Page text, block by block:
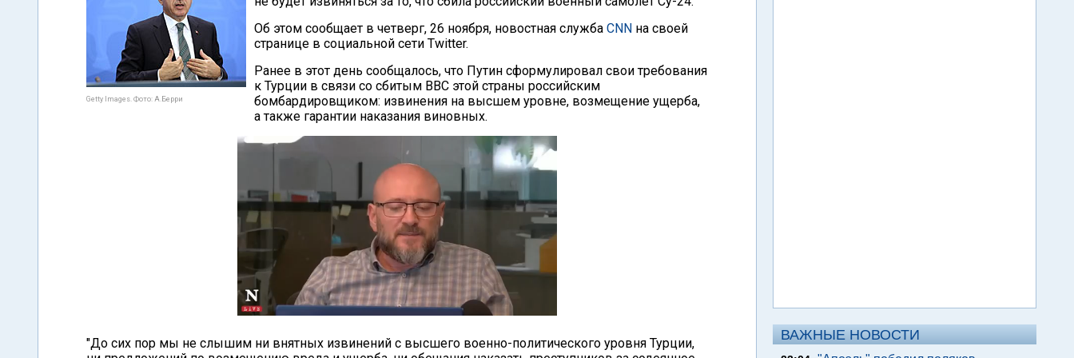
Getty Images. Фото: А.Берри
Об этом сообщает в четверг, 26 ноября, новостная служба CNN на своей
странице в социальной сети Twitter.
Ранее в этот день сообщалось, что Путин сформулировал свои требования
к Турции в связи со сбитым ВВС этой страны российским
бомбардировщиком: извинения на высшем уровне, возмещение ущерба,
а также гарантии наказания виновных.
"До сих пор мы не слышим ни внятных извинений с высшего военно-политического уровня Турции,
ВАЖНЫЕ НОВОСТИ